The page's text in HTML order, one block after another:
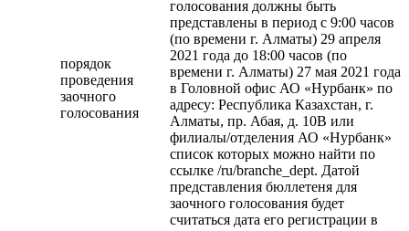
порядок
проведения
заочного
голосования
голосования должны быть
представлены в период с 9:00 часов
(по времени г. Алматы) 29 апреля
2021 года до 18:00 часов (по
времени г. Алматы) 27 мая 2021 года
в Головной офис АО «Нурбанк» по
адресу: Республика Казахстан, г.
Алматы, пр. Абая, д. 10В или
филиалы/отделения АО «Нурбанк»
список которых можно найти по
ссылке /ru/branche_dept. Датой
представления бюллетеня для
заочного голосования будет
считаться дата его регистрации в